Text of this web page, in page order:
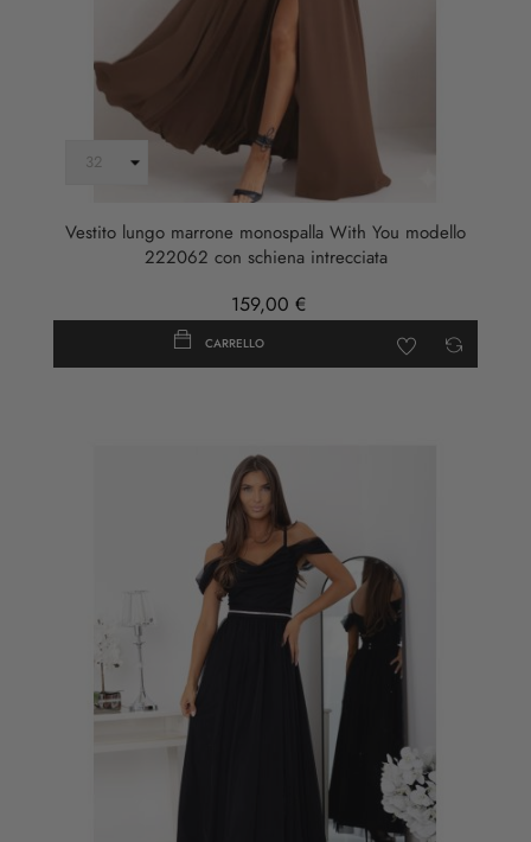
Vestito lungo marrone monospalla With You modello
222062 con schiena intrecciata
159,00 €
CARRELLO